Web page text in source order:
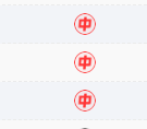
中
中
中